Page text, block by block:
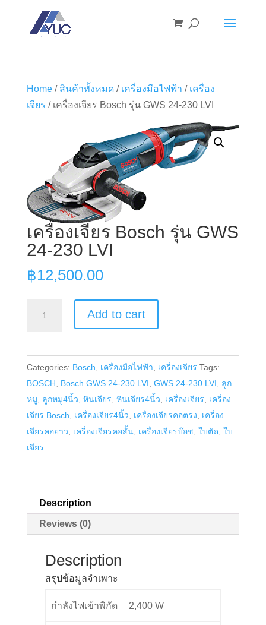
Home/ สินค้าทั้งหมด/ เครื่องมือไฟฟ้า / เครื่อง
เจียร / เครื่องเจียร Bosch รุ่น GWS 24-230 LVI
เครื่องเจียร Bosch รุ่น GWS
24-230 LVI
฿12,500.00
รุ่น
GWS
24-
230
LVI
quantity
Add to cart
Categories: Bosch, เครื่องมือไฟฟ้า, เครื่องเจียร Tags:
BOSCH, Bosch GWS 24-230 LVI, GWS 24-230 LVI, ลูก
หมู, ลูกหมู4นิ้ว, หินเจียร, หินเจียร4นิ้ว, เครื่องเจียร, เครื่อง
เจียร Bosch, เครื่องเจียร4นิ้ว, เครื่องเจียรคอตรง, เครื่อง
เจียรคอยาว, เครื่องเจียรคอสั้น, เครื่องเจียรบ๊อช, ใบตัด, ใบ
เจียร
Description
Reviews (0)
Description
สรุปข้อมูลจำเพาะ
กำลังไฟเข้าพิกัด 2,400 W